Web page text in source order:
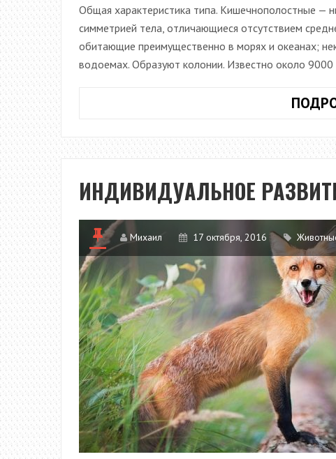
Общая характеристика типа. Кишечнополостные —
симметрией тела, отличающиеся отсутствием
обитающие преимущественно в морях и океанах;
водоемах. Образуют колонии. Известно около 9000
ИНДИВИДУАЛЬНОЕ
Михаил 17 октября, 2016